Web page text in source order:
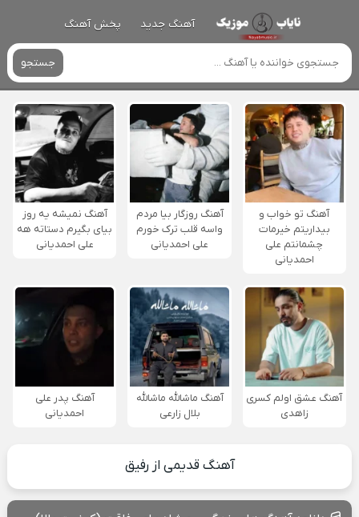
آهنگ جدید پخش آهنگ
جستجو
آهنگ تو خواب و
بیداریتم خیرمات
چشمانتم علی
احمدیانی
آهنگ روزگار بیا مردم
واسه قلب ترک خورم
علی احمدیانی
آهنگ نمیشه یه روز
بیای بگیرم دستاته هه
علی احمدیانی
آهنگ عشق اولم کسری
زاهدی
آهنگ ماشالله ماشالله
بلال زارعی
آهنگ پدر علی
احمدیانی
آهنگ قدیمی از رفیق